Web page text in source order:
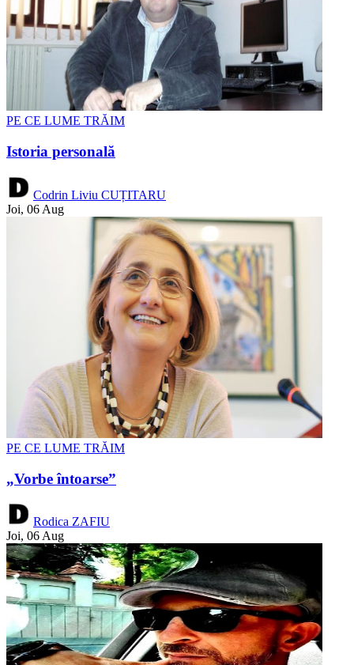
PE CE LUME TRĂIM
Istoria personală
Codrin Liviu CUȚITARU
Joi, 06 Aug
PE CE LUME TRĂIM
„Vorbe întoarse”
Rodica ZAFIU
Joi, 06 Aug